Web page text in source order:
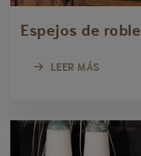
Espejos de roble
LEER MÁS